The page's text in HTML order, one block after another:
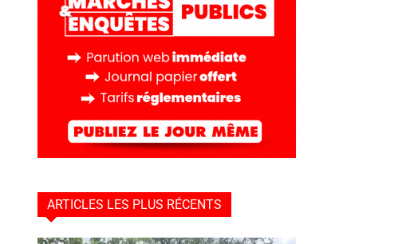
ARTICLES LES PLUS RÉCENTS